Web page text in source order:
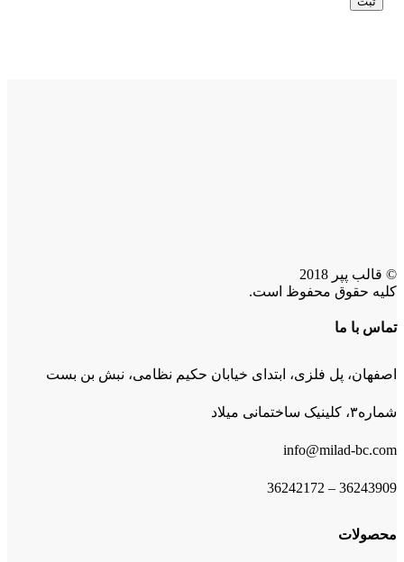
© قالب پپر 2018
کلیه حقوق محفوظ است.
تماس با ما
اصفهان، پل فلزی، ابتدای خیابان حکیم نظامی، نبش بن بست
شماره۳، کلینیک ساختمانی میلاد
info@milad-bc.com
36243909 – 36242172
محصولات